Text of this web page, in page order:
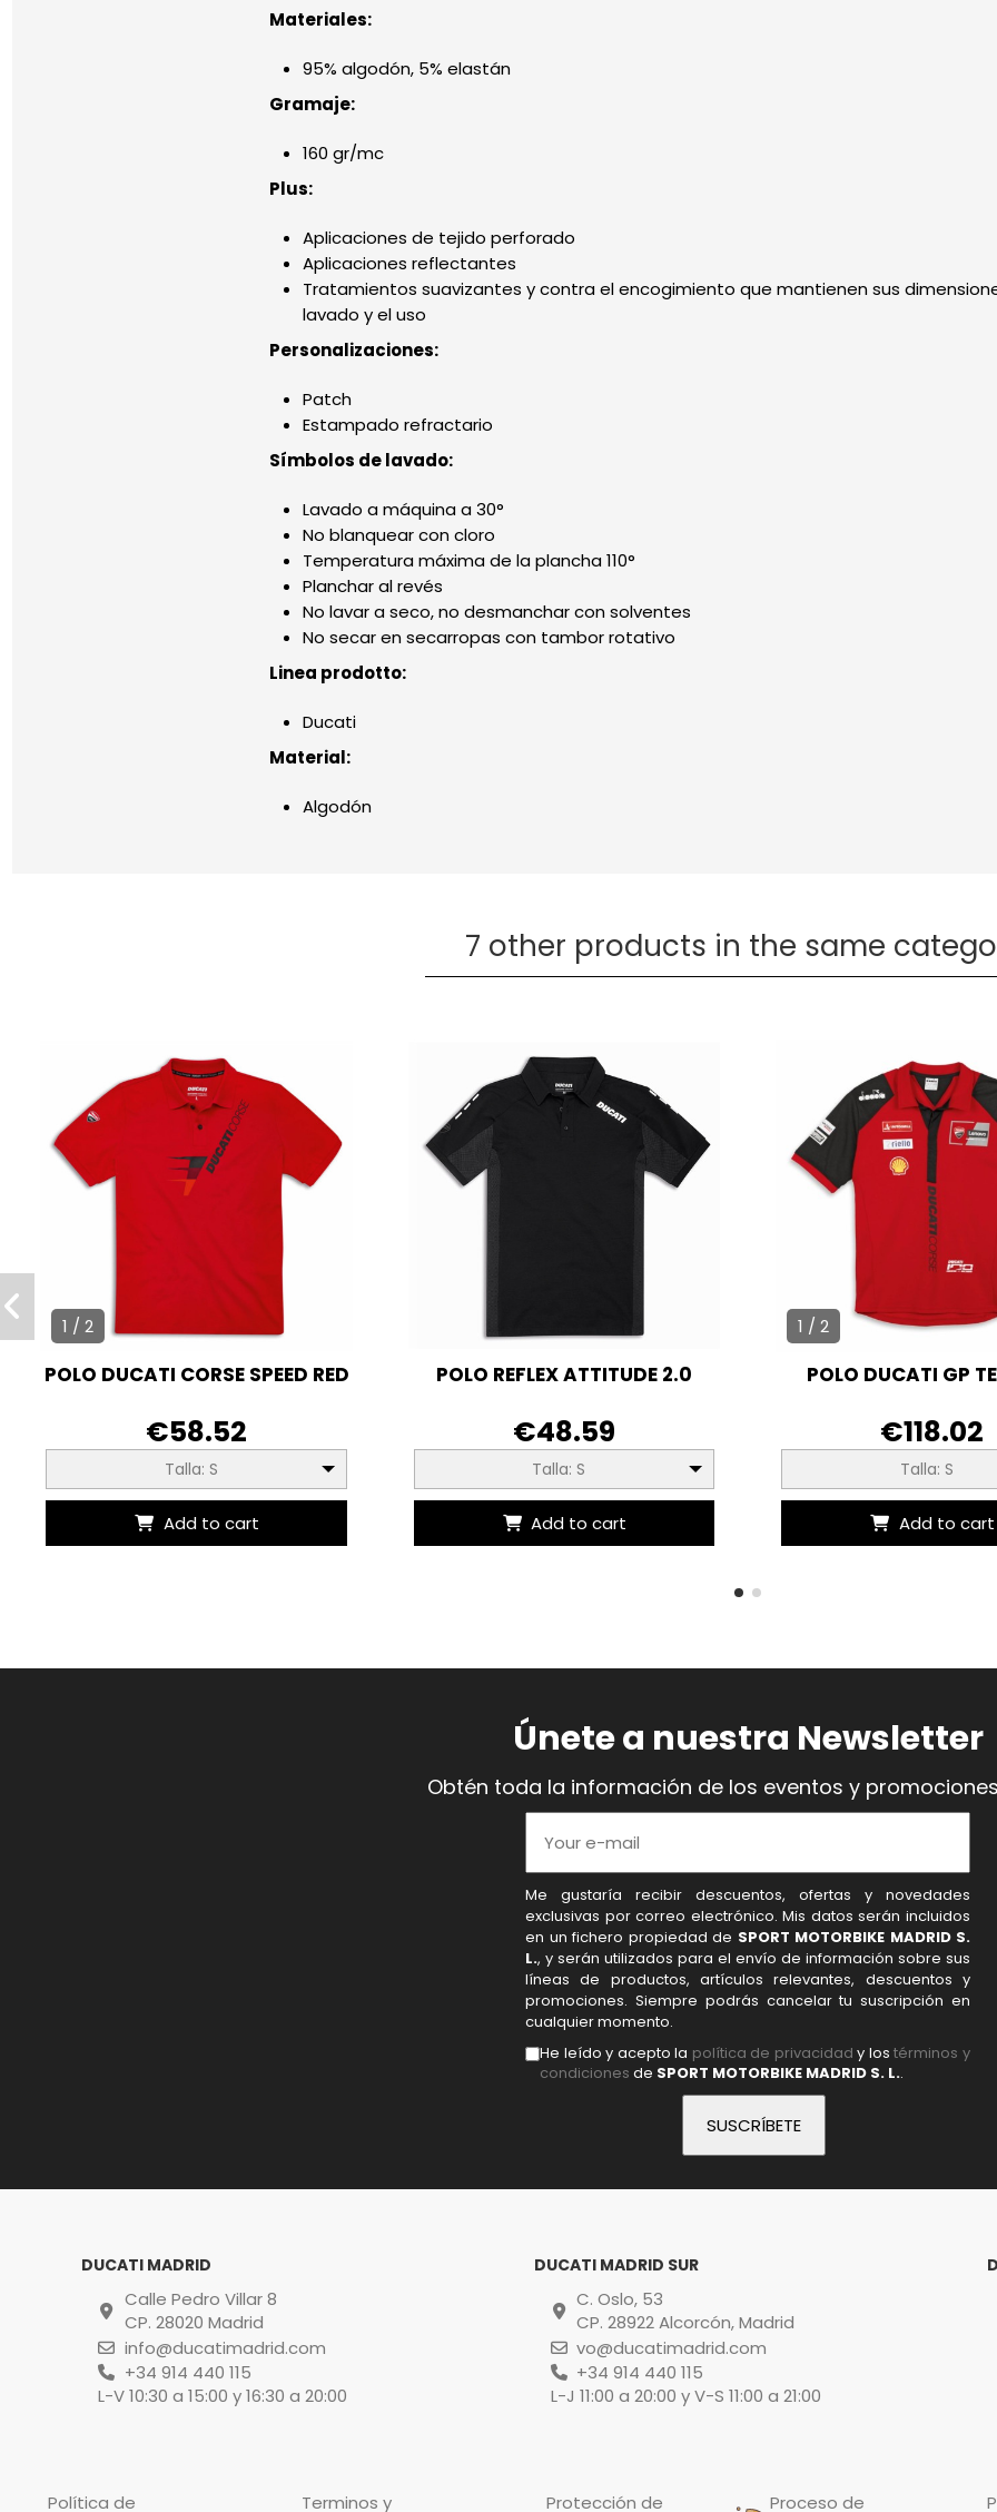
Materiales:
95% algodón, 5% elastán
Gramaje:
160 gr/mc
Plus:
Aplicaciones de tejido perforado
Aplicaciones reflectantes
Tratamientos suavizantes y contra el encogimiento que mantienen sus
lavado y el uso
Personalizaciones:
Patch
Estampado refractario
Símbolos de lavado:
Lavado a máquina a 30°
No blanquear con cloro
Temperatura máxima de la plancha 110°
Planchar al revés
No lavar a seco, no desmanchar con solventes
No secar en secarropas con tambor rotativo
Linea prodotto:
Ducati
Material:
Algodón
7 other products in the same
1 / 2
POLO DUCATI CORSE SPEED RED
€58.52
Talla: S
Add to cart
POLO REFLEX ATTITUDE 2.0
€48.59
Talla: S
Add to cart
1 / 2
POLO DUCATI GP
€118.02
Talla: S
Add to cart
Únete a nuestra Newsletter
Obtén toda la información de los eventos y
Me gustaría recibir descuentos, ofertas y novedades
exclusivas por correo electrónico. Mis datos serán incluidos
en un fichero propiedad de SPORT MOTORBIKE MADRID S.
L., y serán utilizados para el envío de información sobre sus
líneas de productos, artículos relevantes, descuentos y
promociones. Siempre podrás cancelar tu suscripción en
cualquier momento.
He leído y acepto la política de privacidad y lostérminos y
condiciones de SPORT MOTORBIKE MADRID S. L..
DUCATI MADRID
Calle Pedro Villar 8
CP. 28020 Madrid
info@ducatimadrid.com
+34 914 440 115
L-V 10:30 a 15:00 y 16:30 a 20:00
DUCATI MADRID SUR
C. Oslo, 53
CP. 28922 Alcorcón, Madrid
vo@ducatimadrid.com
+34 914 440 115
L-J 11:00 a 20:00 y V-S 11:00 a 21:00
Política de Terminos y Protección de Proceso de